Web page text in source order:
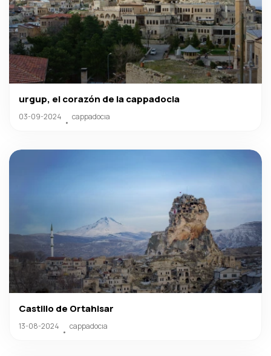
urgup, el corazón de la cappadocia
03-09-2024 cappadocıa
Castillo de Ortahisar
13-08-2024 cappadocıa